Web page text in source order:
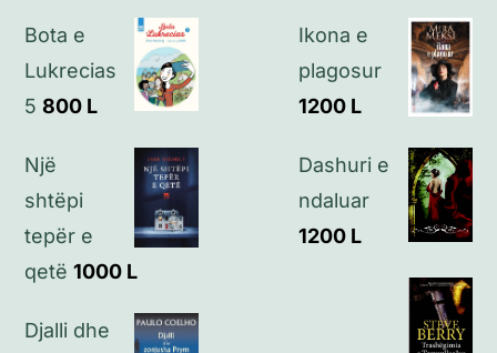
Politikat e privatësisë
Bota e
Lukrecias
5 800 L
Një
shtëpi
tepër e
qetë 1000 L
Djalli dhe
Ikona e
plagosur
1200 L
Dashuri e
ndaluar
1200 L